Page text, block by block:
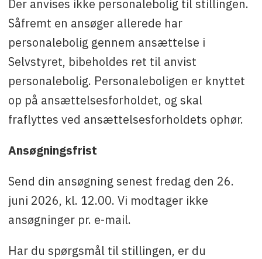
Der anvises ikke personalebolig til stillingen.
Såfremt en ansøger allerede har
personalebolig gennem ansættelse i
Selvstyret, bibeholdes ret til anvist
personalebolig. Personaleboligen er knyttet
op på ansættelsesforholdet, og skal
fraflyttes ved ansættelsesforholdets ophør.
Ansøgningsfrist
Send din ansøgning senest fredag den 26.
juni 2026, kl. 12.00. Vi modtager ikke
ansøgninger pr. e-mail.
Har du spørgsmål til stillingen, er du